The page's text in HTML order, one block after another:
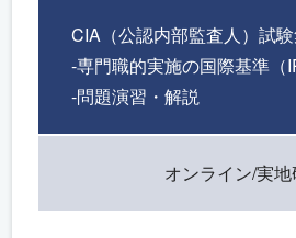
CIA（公認内部監査人）試
-専門職的実施の国際基準（
-問題演習・解説
オンライン/実地